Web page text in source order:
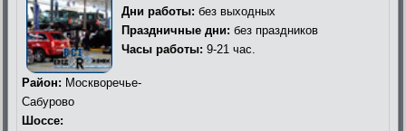
Дни работы: без выходных
Праздничные дни: без праздников
Часы работы: 9-21 час.
Район: Москворечье-
Сабурово
Шоссе: